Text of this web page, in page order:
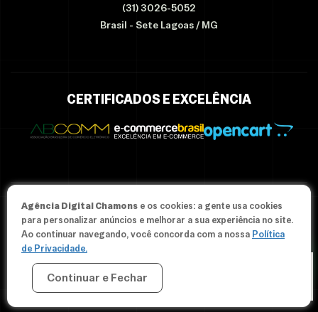
(31) 3026-5052
Brasil - Sete Lagoas / MG
CERTIFICADOS E EXCELÊNCIA
© Since 2012-2026 Agência Chamons - Todos os direitos
reservados.
Agência Digital Chamons e os cookies: a gente usa cookies
para personalizar anúncios e melhorar a sua experiência no site.
Ao continuar navegando, você concorda com a nossa Política
de Privacidade.
Continuar e Fechar